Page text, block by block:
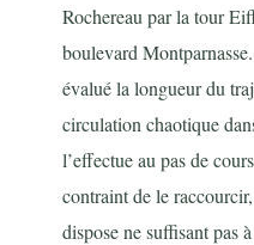
Rochereau par la tour
boulevard
évalué la longueur du
circulation chaotique
l’effectue au pas de
contraint de le
dispose ne suffisant pas